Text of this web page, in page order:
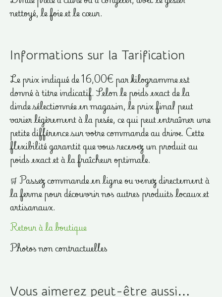
nettoyé, le foie et le cœur.
Informations sur la Tarification
Le prix indiqué de 16,00€ par kilogramme est
donné à titre indicatif. Selon le poids exact de la
dinde sélectionnée en magasin, le prix final peut
varier légèrement à la pesée, ce qui peut entraîner une
petite différence sur votre commande au drive. Cette
flexibilité garantit que vous recevez un produit au
poids exact et à la fraîcheur optimale.
🛒 Passez commande en ligne ou venez directement à
la ferme pour découvrir nos autres produits locaux et
artisanaux.
Retour à la boutique
Photos non contractuelles
Vous aimerez peut-être aussi…